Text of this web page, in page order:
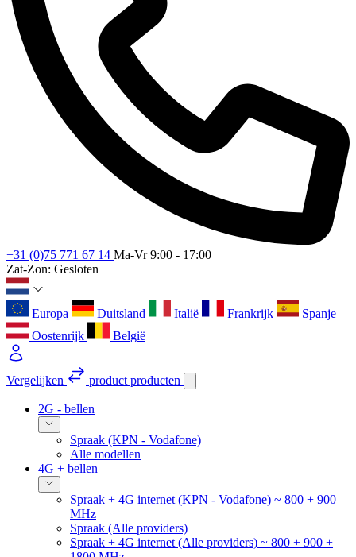
+31 (0)75 771 67 14 Ma-Vr 9:00 - 17:00
Zat-Zon: Gesloten
Europa Duitsland Italië Frankrijk
Spanje
Oostenrijk
België
Vergelijken product producten
2G - bellen
Spraak (KPN - Vodafone)
Alle modellen
4G + bellen
Spraak + 4G internet (KPN - Vodafone) ~ 800 + 900
MHz
Spraak (Alle providers)
Spraak + 4G internet (Alle providers) ~ 800 + 900 +